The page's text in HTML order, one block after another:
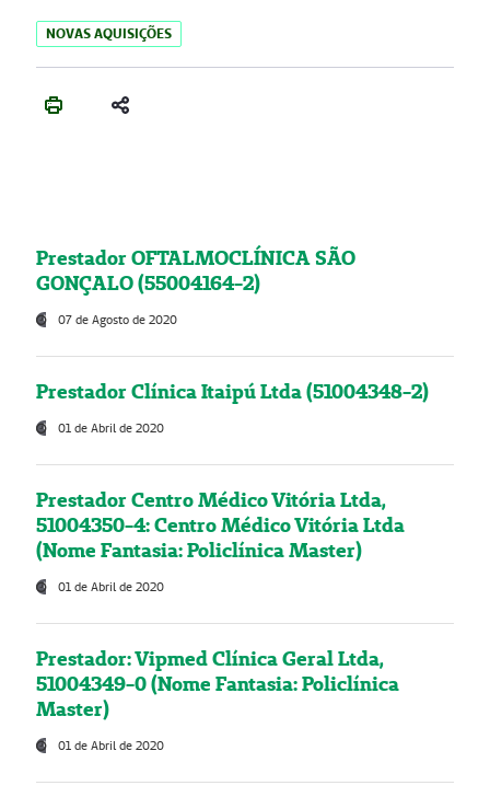
NOVAS AQUISIÇÕES
Prestador OFTALMOCLÍNICA SÃO
GONÇALO (55004164-2)
07 de Agosto de 2020
Prestador Clínica Itaipú Ltda (51004348-2)
01 de Abril de 2020
Prestador Centro Médico Vitória Ltda,
51004350-4: Centro Médico Vitória Ltda
(Nome Fantasia: Policlínica Master)
01 de Abril de 2020
Prestador: Vipmed Clínica Geral Ltda,
51004349-0 (Nome Fantasia: Policlínica
Master)
01 de Abril de 2020